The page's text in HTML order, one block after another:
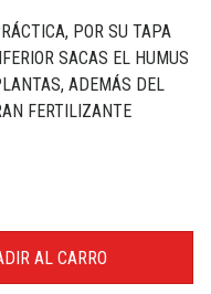
POR SU TAPA
SACAS EL HUMUS
ADEMÁS DEL
FERTILIZANTE